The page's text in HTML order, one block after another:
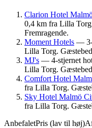
Clarion Hotel
0,4 km fra Lilla
Fremragende.
Moment Hotels — 3-
Lilla Torg.
MJ's — 4-stjernet
Lilla Torg.
Comfort Hotel
fra Lilla Torg.
Sky Hotel Malmö
fra Lilla Torg.
AnbefaletPris (lav til høj)